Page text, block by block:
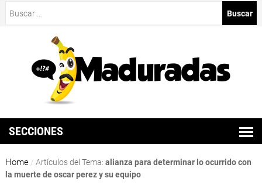
SECCIONES
Home / Artículos del Tema: alianza para determinar lo ocurrido con
la muerte de oscar perez y su equipo